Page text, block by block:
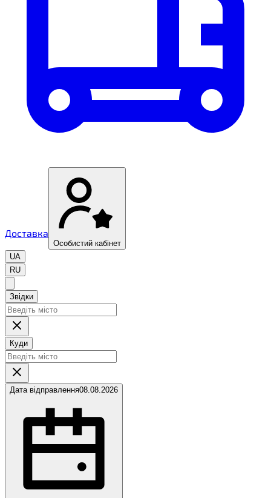
Доставка
Особистий кабінет
UA
RU
Звідки
Куди
Дата відправлення08.08.2026